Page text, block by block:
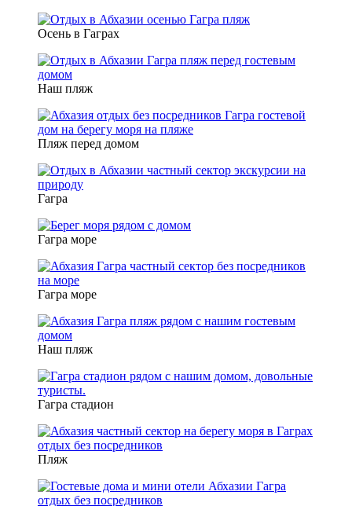
Осень в Гаграх
Наш пляж
Пляж перед домом
Гагра
Гагра море
Гагра море
Наш пляж
Гагра стадион
Пляж